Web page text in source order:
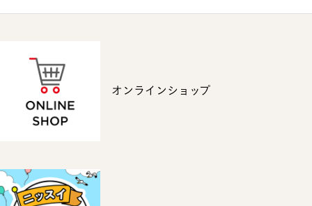
オンラインショップ